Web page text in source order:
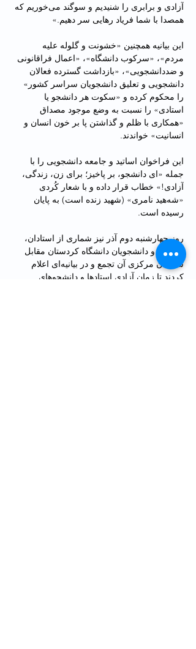
آزادی و برابری را شنیدیم و سوگند می‌خوریم که
همصدا با شما فریاد رهایی سر دهیم.»
این بیانیه همچنین «خشونت و گلوله علیه
مردم»، «سرکوب دانشگاه»، «اعمال فراقانونی
و ضد‌دانشجویی»، «بازداشت گسترده فعالان
دانشجویی و تعلیق دانشجویان سراسر کشور»
را محکوم کرده و «سکوت هر دانشجو یا
استادی» را نسبت به وضع موجود مصداق
«همکاری با ظلم و گذاشتن پا بر خون انسان و
انسانیت» خواندند.
این فراخوان اساتید و جامعه دانشجویی را با
جمله «ای دانشجو، بر پاخیز؛ برای زن، زندگی،
آزادی!» خطاب قرار داده و با شعار کُردی
«شه‌هید نامری» (شهید زنده است) به پایان
رسیده است.
روز چهارشنبه دوم آذر نیز شماری از استادان،
کارکنان و دانشجویان دانشگاه کردستان مقابل
سازمان مرکزی آن تجمع و در بیانیه‌ای اعلام
کردند تا زمان آزادی استادها و دانشجوهای